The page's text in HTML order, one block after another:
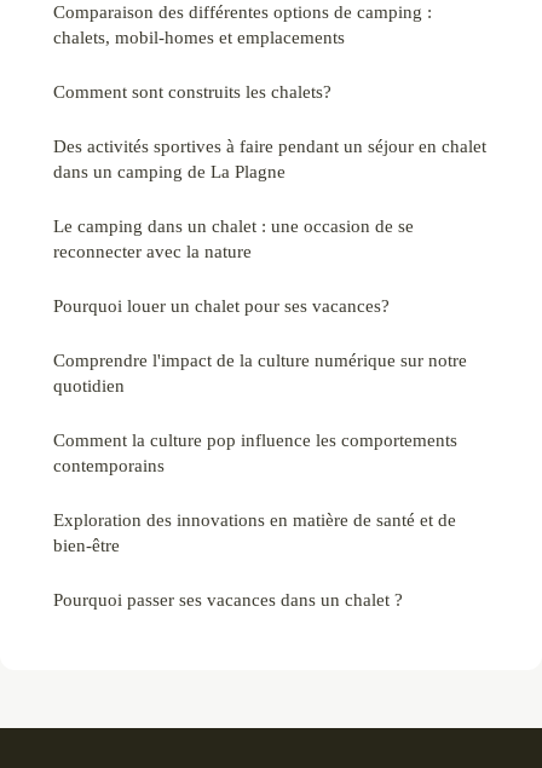
Comparaison des différentes options de camping :
chalets, mobil-homes et emplacements
Comment sont construits les chalets?
Des activités sportives à faire pendant un séjour en chalet
dans un camping de La Plagne
Le camping dans un chalet : une occasion de se
reconnecter avec la nature
Pourquoi louer un chalet pour ses vacances?
Comprendre l'impact de la culture numérique sur notre
quotidien
Comment la culture pop influence les comportements
contemporains
Exploration des innovations en matière de santé et de
bien-être
Pourquoi passer ses vacances dans un chalet ?